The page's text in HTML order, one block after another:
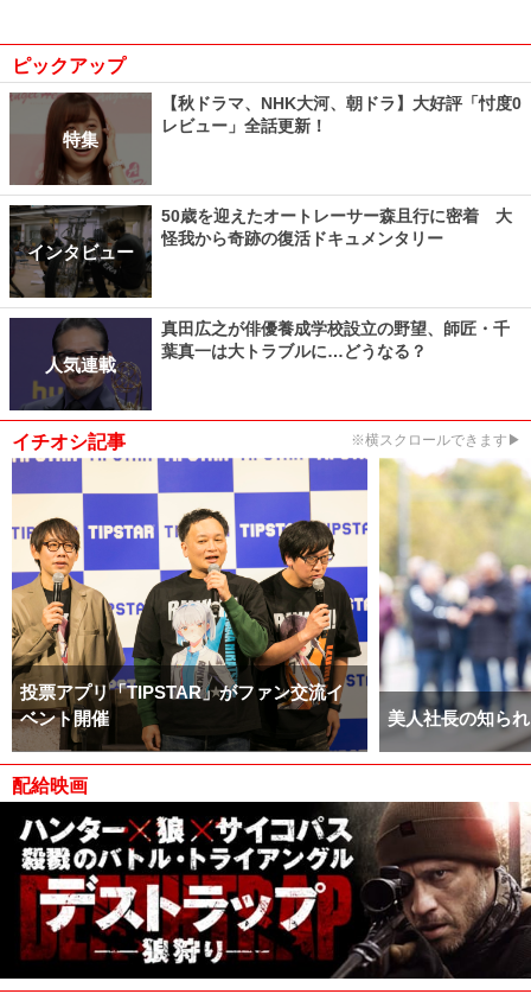
ピックアップ
特集
【秋ドラマ、NHK大河、朝ドラ】大好評「忖度0
レビュー」全話更新！
インタビュー
50歳を迎えたオートレーサー森且行に密着 大
怪我から奇跡の復活ドキュメンタリー
人気連載
真田広之が俳優養成学校設立の野望、師匠・千
葉真一は大トラブルに…どうなる？
イチオシ記事 ※横スクロールできます▶
投票アプリ「TIPSTAR」がファン交流イ
ベント開催
美人社長の知ら
配給映画